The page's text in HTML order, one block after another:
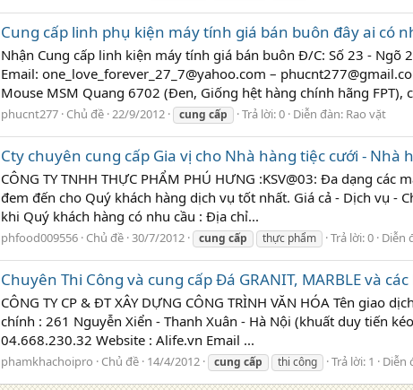
Cung cấp linh phụ kiện máy tính giá bán buôn đây ai có
Nhận Cung cấp linh kiện máy tính giá bán buôn Đ/C: Số 23 - Ngõ
Email: one_love_forever_27_7@yahoo.com –
Mouse MSM Quang 6702 (Đen, Giống hệt hàng chính hãng FPT),
phucnt277 Chủ đề 22/9/2012 cung cấp Trả lời: 0 Diễn đàn: Rao vặt
Cty chuyên cung cấp Gia vị cho Nhà hàng tiệc cưới - Nhà
CÔNG TY TNHH THỰC PHẨM PHÚ HƯNG :KSV@03: Đa dạng
đem đến cho Quý khách hàng dịch vụ tốt nhất. Giá cả - Dịch vụ -
khi Quý khách hàng có nhu cầu : Địa chỉ...
phfood009556 Chủ đề 30/7/2012 cung cấp thực phẩm Trả lời: 0 Diễn
Chuyên Thi Công và cung cấp Đá GRANIT, MARBLE và
CÔNG TY CP & ĐT XÂY DỰNG CÔNG TRÌNH VĂN HÓA Tên giao
chính : 261 Nguyễn Xiển - Thanh Xuân - Hà Nội (khuất duy tiến
04.668.230.32 Website : Alife.vn Email ...
phamkhachoipro Chủ đề 14/4/2012 cung cấp thi công Trả lời: 1 Diễn